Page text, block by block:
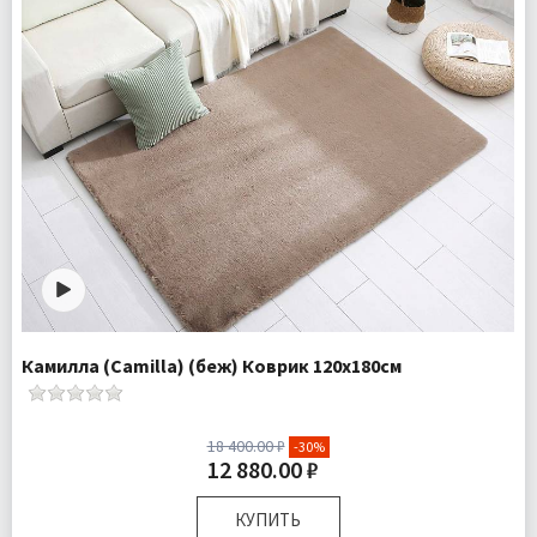
Камилла (Camilla) (беж) Коврик 120х180см
18 400.00 ₽ -30%
12 880.00 ₽
КУПИТЬ